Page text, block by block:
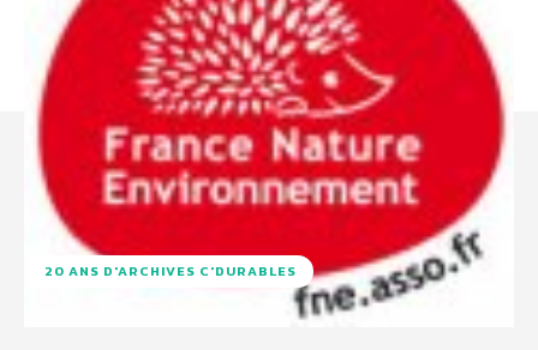
20 ANS D'ARCHIVES C'DURABLES